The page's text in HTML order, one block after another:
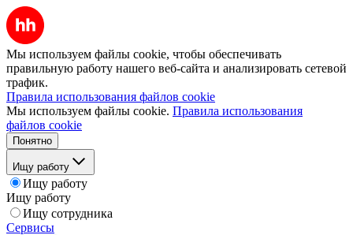
Мы используем файлы cookie, чтобы обеспечивать
правильную работу нашего веб-сайта и анализировать сетевой
трафик.
Правила использования файлов cookie
Мы используем файлы cookie. Правила использования
файлов cookie
Понятно
Ищу работу
Ищу работу
Ищу работу
Ищу сотрудника
Сервисы